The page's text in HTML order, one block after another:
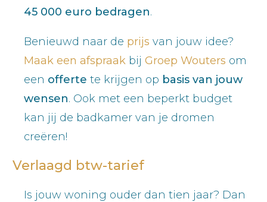
45 000 euro bedragen.
Benieuwd naar de prijs van jouw idee?
Maak een afspraak bij Groep Wouters om
een offerte te krijgen op basis van jouw
wensen. Ook met een beperkt budget
kan jij de badkamer van je dromen
creëren!
Verlaagd btw-tarief
Is jouw woning ouder dan tien jaar? Dan